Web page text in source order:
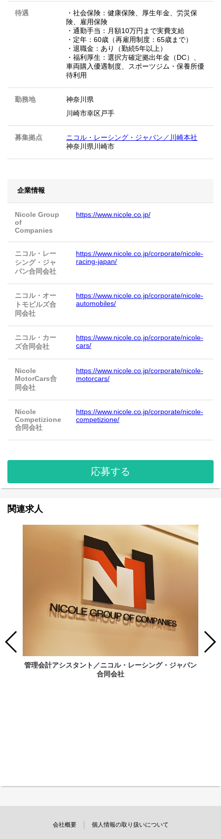
待遇
・社会保険：健康保険、厚生年金、労災保
険、雇用保険
・通勤手当：月額10万円まで実費支給
・定年：60歳（再雇用制度：65歳まで）
・退職金：あり（勤続5年以上）
・福利厚生：選択方確定拠出年金（DC）、
車両購入優遇制度、スポーツジム・保養所優
待利用
勤務地
神奈川県
川崎市幸区戸手
募集拠点
ニコル・レーシング・ジャパン／川崎本社
神奈川県川崎市
企業情報
Nicole Group
of
Companies
https://www.nicole.co.jp/
ニコル・レー
シング・ジャ
パン合同会社
https://www.nicole.co.jp/corporate/nicole-
racing-japan/
ニコル・オー
トモビルズ合
同会社
https://www.nicole.co.jp/corporate/nicole-
automobiles/
ニコル・カー
ズ合同会社
https://www.nicole.co.jp/corporate/nicole-
cars/
Nicole
MotorCars合
同会社
https://www.nicole.co.jp/corporate/nicole-
motorcars/
Nicole
Competizione
合同会社
https://www.nicole.co.jp/corporate/nicole-
competizione/
応募する
関連求人
管理会計アシスタント／ニコル・レーシング・ジャパン
合同会社
会社概要 個人情報の取り扱いについて